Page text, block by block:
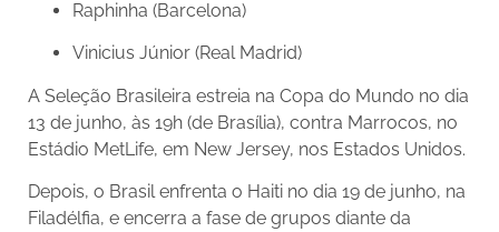
Raphinha (Barcelona)
Vinicius Júnior (Real Madrid)
A Seleção Brasileira estreia na Copa do Mundo no dia
13 de junho, às 19h (de Brasília), contra Marrocos, no
Estádio MetLife, em New Jersey, nos Estados Unidos.
Depois, o Brasil enfrenta o Haiti no dia 19 de junho, na
Filadélfia, e encerra a fase de grupos diante da